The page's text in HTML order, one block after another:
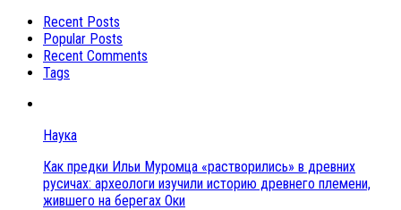
Recent Posts
Popular Posts
Recent Comments
Tags
Наука
Как предки Ильи Муромца «растворились» в древних
русичах: археологи изучили историю древнего племени,
жившего на берегах Оки